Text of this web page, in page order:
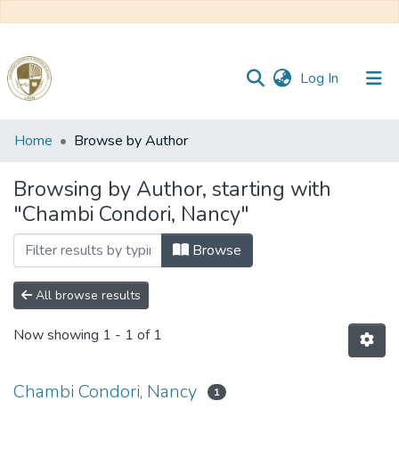
Log In (current)
Communities
Collections
All of DSpace
Reglamento
Formatos
Manuales
Home Browse by Author
Browsing by Author, starting with
"Chambi Condori, Nancy"
Browse
All browse results
Now showing 1 - 1 of 1
Chambi Condori, Nancy 1